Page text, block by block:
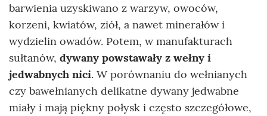
barwienia uzyskiwano z warzyw, owoców,
korzeni, kwiatów, ziół, a nawet minerałów i
wydzielin owadów. Potem, w manufakturach
sułtanów, dywany powstawały z wełny i
jedwabnych nici. W porównaniu do wełnianych
czy bawełnianych delikatne dywany jedwabne
miały i mają piękny połysk i często szczegółowe,